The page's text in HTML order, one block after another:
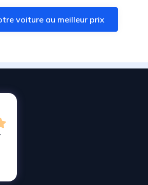
voiture àBousbecque
votre voiture àCapinghem
votre voiture à
voiture au meilleur prix